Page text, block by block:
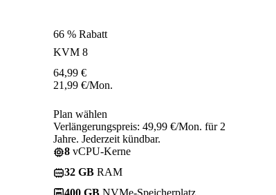
66 % Rabatt
KVM 8
64,99 €
21,99 €/Mon.
Plan wählen
Verlängerungspreis: 49,99 €/Mon. für 2
Jahre. Jederzeit kündbar.
8 vCPU-Kerne
32 GB RAM
400 GB NVMe-Speicherplatz